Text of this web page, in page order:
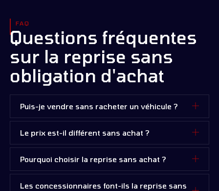
FAQ
Questions fréquentes
sur la reprise sans
obligation d'achat
Puis-je vendre sans racheter un véhicule ?
Le prix est-il différent sans achat ?
Pourquoi choisir la reprise sans achat ?
Les concessionnaires font-ils la reprise sans